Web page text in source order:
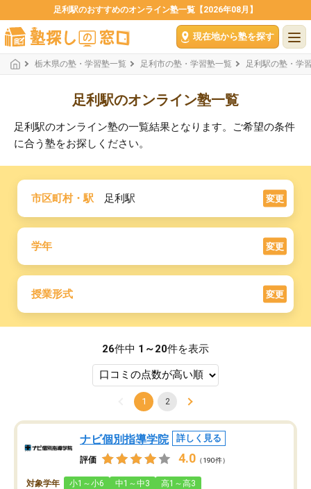
足利駅のおすすめのオンライン塾一覧【2026年08月】
現在地から塾を探す
栃木県の塾・学習塾一覧 足利市の塾・学習塾一覧 足利駅の塾・学
足利駅のオンライン塾一覧
足利駅のオンライン塾の一覧結果となります。ご希望の条件
に合う塾をお探しください。
市区町村・駅 足利駅 変更
学年 変更
授業形式 変更
26件中 1～20件を表示
1 2
ナビ個別指導学院 詳しく見る
評価 4.0 （190件）
対象学年 小1～小6 中1～中3 高1～高3